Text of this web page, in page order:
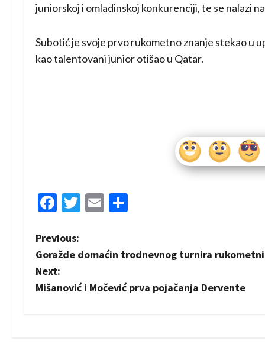
juniorskoj i omladinskoj konkurenciji, te se nalazi
Subotić je svoje prvo rukometno znanje stekao u
kao talentovani junior otišao u Qatar.
Facebook
Twitter
Email
P
o
s
Previous:
Goražde domaćin trodnevnog turnira
Next:
Mišanović i Močević prva pojačanja Dervente